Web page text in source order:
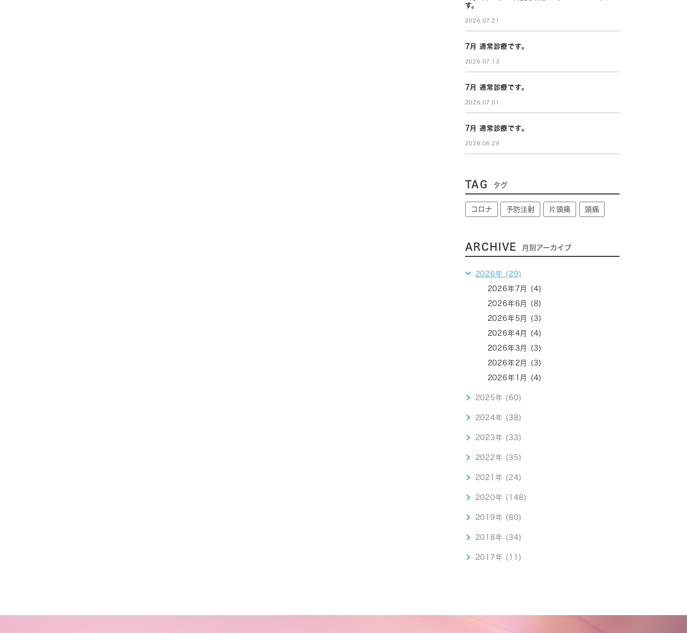
す。
2026.07.21
7月 通常診療です。
2026.07.13
7月 通常診療です。
2026.07.01
7月 通常診療です。
2026.06.29
TAG タグ
コロナ 予防注射 片頭痛 頭痛
ARCHIVE 月別アーカイブ
2026年 (29)
2026年7月 (4)
2026年6月 (8)
2026年5月 (3)
2026年4月 (4)
2026年3月 (3)
2026年2月 (3)
2026年1月 (4)
2025年 (60)
2024年 (38)
2023年 (33)
2022年 (35)
2021年 (24)
2020年 (148)
2019年 (80)
2018年 (34)
2017年 (11)